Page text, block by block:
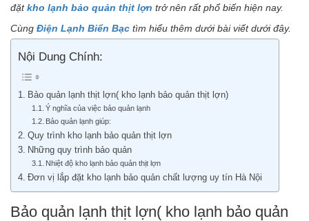
đặtkho lạnh bảo quản thịt lợn trở nên rất phổ biến hiện nay.
Cùng Điện Lạnh Biển Bạc tìm hiểu thêm dưới bài viết dưới đây.
Nội Dung Chính:
Bảo quản lạnh thịt lợn( kho lạnh bảo quản thịt lợn)
Ý nghĩa của việc bảo quản lạnh
Bảo quản lạnh giúp:
Quy trình kho lạnh bảo quản thịt lợn
Những quy trình bảo quản
Nhiệt độ kho lạnh bảo quản thịt lợn
Đơn vị lắp đặt kho lạnh bảo quản chất lượng uy tín Hà Nội
Bảo quản lạnh thịt lợn( kho lạnh bảo quản